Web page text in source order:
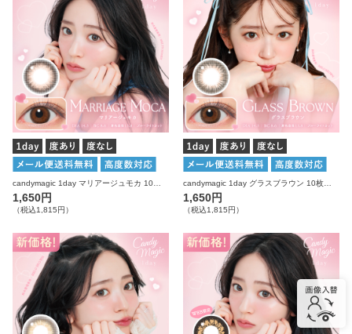
1,650円
（税込1,815円）
1,650円
（税込1,815円）